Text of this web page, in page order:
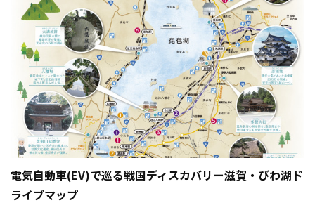
電気自動車(EV)で巡る戦国ディスカバリー滋賀・びわ湖ド
ライブマップ